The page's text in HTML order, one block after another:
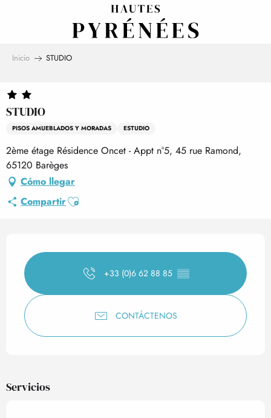
Inicio STUDIO
STUDIO
PISOS AMUEBLADOS Y MORADAS ESTUDIO
2ème étage Résidence Oncet - Appt n°5, 45 rue Ramond,
65120 Barèges
Cómo llegar
CompartirAjouter aux favoris
Horarios y datos de
+33 (0)6 62 88 85 ▒▒
CONTÁCTENOS
Servicios